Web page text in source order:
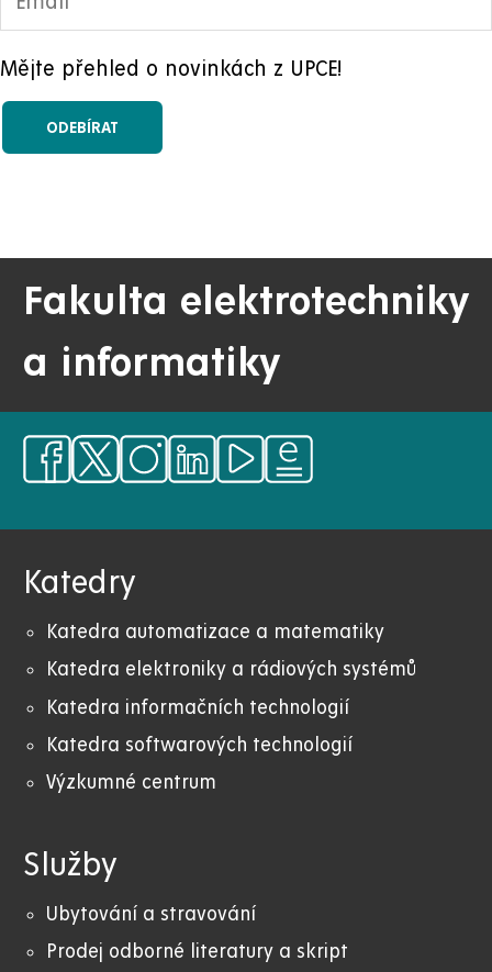
Mějte přehled o novinkách z UPCE!
Fakulta elektrotechniky
a informatiky
Katedry
Katedra automatizace a matematiky
Katedra elektroniky a rádiových systémů
Katedra informačních technologií
Katedra softwarových technologií
Výzkumné centrum
Služby
Ubytování a stravování
Prodej odborné literatury a skript